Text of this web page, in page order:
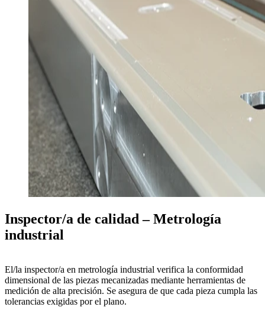
Inspector/a de calidad – Metrología
industrial
El/la inspector/a en metrología industrial verifica la conformidad
dimensional de las piezas mecanizadas mediante herramientas de
medición de alta precisión. Se asegura de que cada pieza cumpla las
tolerancias exigidas por el plano.